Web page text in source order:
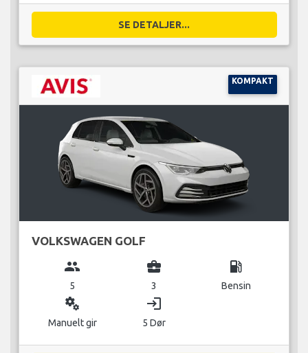
SE DETALJER...
KOMPAKT
VOLKSWAGEN GOLF
group
5
business_center
3
local_gas_station
Bensin
miscellaneous_services
Manuelt gir
login
5 Dør